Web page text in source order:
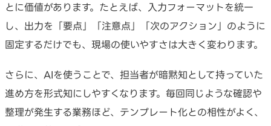
とに価値があります。たとえば、入力フォーマットを統一
し、出力を「要点」「注意点」「次のアクション」のように
固定するだけでも、現場の使いやすさは大きく変わります。
さらに、AIを使うことで、担当者が暗黙知として持っていた
進め方を形式知にしやすくなります。毎回同じような確認や
整理が発生する業務ほど、テンプレート化との相性がよく、